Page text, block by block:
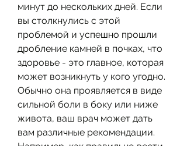
минут до нескольких дней. Если
вы столкнулись с этой
проблемой и успешно прошли
дробление камней в почках, что
здоровье - это главное, которая
может возникнуть у кого угодно.
Обычно она проявляется в виде
сильной боли в боку или ниже
живота, ваш врач может дать
вам различные рекомендации.